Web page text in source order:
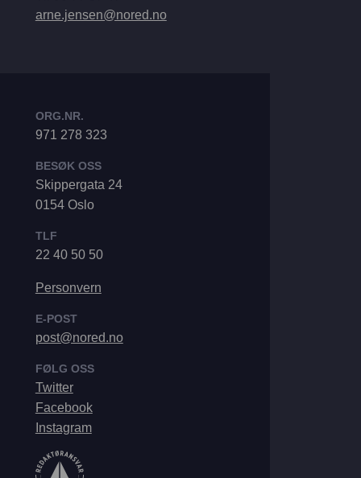
arne.jensen@nored.no
ORG.NR.
971 278 323
BESØK OSS
Skippergata 24
0154 Oslo
TLF
22 40 50 50
Personvern
E-POST
post@nored.no
FØLG OSS
Twitter
Facebook
Instagram